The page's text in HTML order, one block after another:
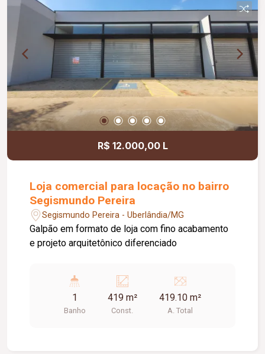
R$ 12.000,00 L
Loja comercial para locação no bairro
Segismundo Pereira
Segismundo Pereira - Uberlândia/MG
Galpão em formato de loja com fino acabamento
e projeto arquitetônico diferenciado
1
Banho
419 m²
Const.
419.10 m²
A. Total